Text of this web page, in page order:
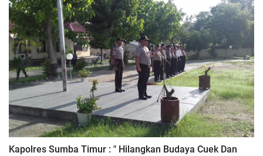
Kapolres Sumba Timur : " Hilangkan Budaya Cuek Dan